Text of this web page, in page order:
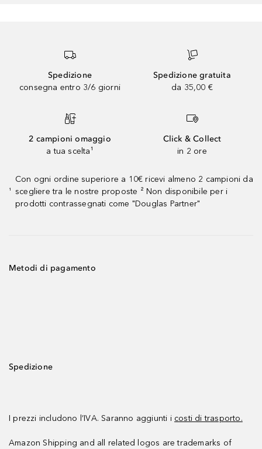
Spedizione
consegna entro 3/6 giorni
Spedizione gratuita
da 35,00 €
2 campioni omaggio
a tua scelta¹
Click & Collect
in 2 ore
¹
Con ogni ordine superiore a 10€ ricevi almeno 2 campioni da
scegliere tra le nostre proposte ² Non disponibile per i
prodotti contrassegnati come "Douglas Partner"
Metodi di pagamento
Spedizione
I prezzi includono l’IVA. Saranno aggiunti i costi di trasporto.
Amazon Shipping and all related logos are trademarks of